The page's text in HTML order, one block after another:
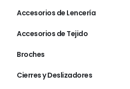
Accesorios de Lencería
Accesorios de Tejido
Broches
Cierres y Deslizadores